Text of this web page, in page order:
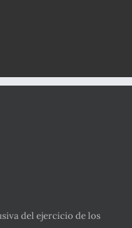
del ejercicio de los